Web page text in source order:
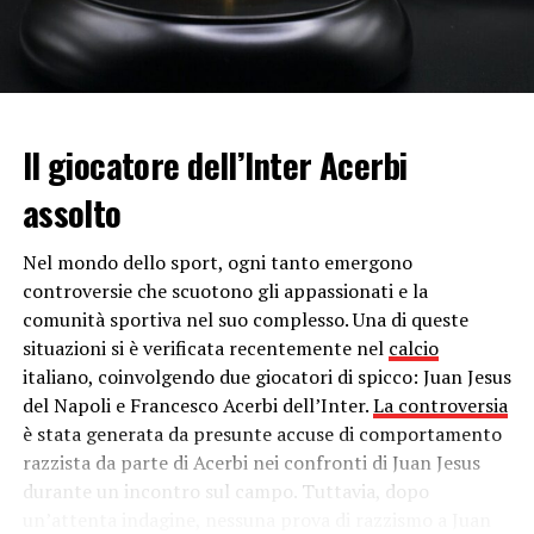
venivano mostrate delle clip del loro matrimonio
registrato. La cerimonia veniva poi giudicata da un team
di esperti truccatori, stilisti e parrucchieri, che davano la
Il programma trae ispirazione dall’omonimo film di e
conIngmar Bergman, che raccontava di una coppia di
futuri sposi seguita nel corso delle fasi di preparazione
Anna Tatangelo conduttrice
La cantante ed ex compagna diGigi D’Alessionon è
nuova al contesto televisivo. Spesso ospite in tv, ha
ricoperto anche il ruolo di giudice di “X Factor” e “All
Togheter Now” e affiancato, nel 2016, Carlo Continella
conduzione della trasmissione diRai 1“I migliori anni”.
Tuttavia, è la prima volta che le viene assegnato un
Il giocatore dell’Inter Acerbi
assolto
Nel mondo dello sport, ogni tanto emergono
controversie che scuotono gli appassionati e la
comunità sportiva nel suo complesso. Una di queste
situazioni si è verificata recentemente nel calcio
italiano, coinvolgendo due giocatori di spicco: Juan Jesus
del Napoli e Francesco Acerbi dell’Inter.La controversia
è stata generata da presunte accuse di comportamento
razzista da parte di Acerbi nei confronti di Juan Jesus
durante un incontro sul campo. Tuttavia, dopo